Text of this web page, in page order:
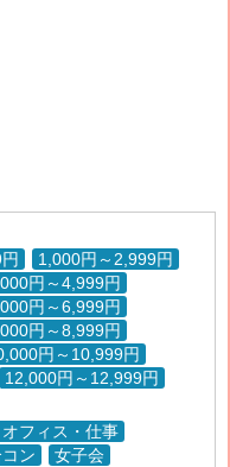
1,000円～2,999円
円～4,999円
円～6,999円
円～8,999円
円～10,999円
12,000円～12,999円
オフィス・仕事
ン
女子会